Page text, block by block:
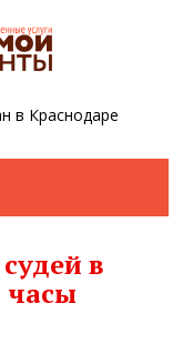
в Краснодаре
в
часы